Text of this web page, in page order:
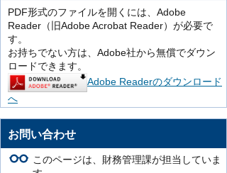
PDF形式のファイルを開くには、Adobe
Reader（旧Adobe Acrobat Reader）が必要で
す。
お持ちでない方は、Adobe社から無償でダウン
ロードできます。
Adobe Readerのダウンロード
へ
お問い合わせ
このページは、財務管理課が担当していま